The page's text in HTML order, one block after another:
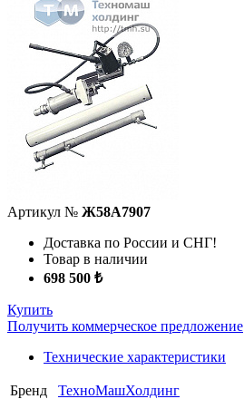
Артикул № Ж58А7907
Доставка по России и СНГ!
Товар в наличии
698 500 ₺
Купить
Получить коммерческое предложение
Технические характеристики
Бренд
ТехноМашХолдинг